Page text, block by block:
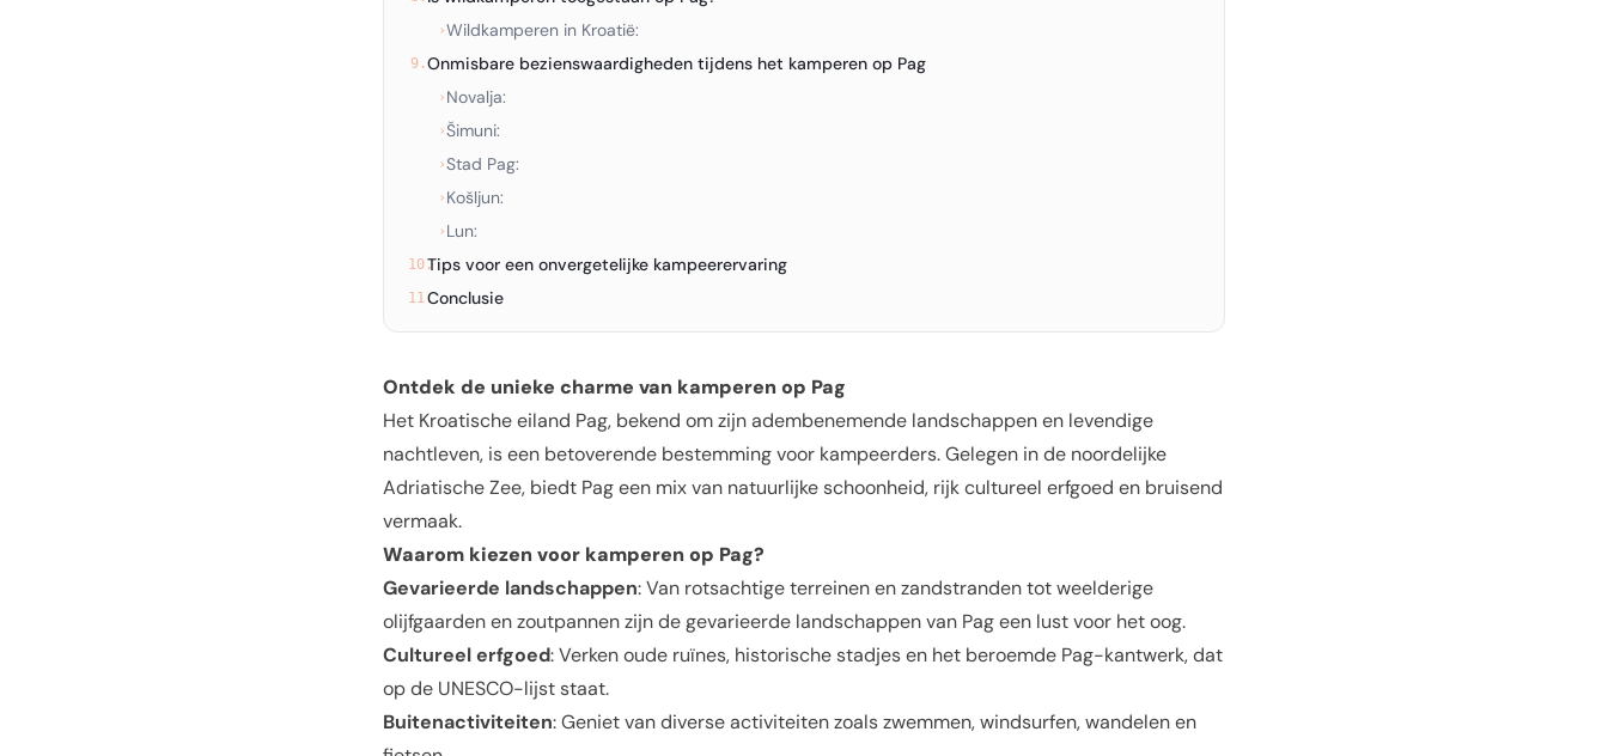
›Wildkamperen in Kroatië:
9.Onmisbare bezienswaardigheden tijdens het kamperen op Pag
› Novalja:
›Šimuni:
›Stad Pag:
› Košljun:
› Lun:
10.Tips voor een onvergetelijke kampeerervaring
11.Conclusie
Ontdek de unieke charme van kamperen op Pag
Het Kroatische eiland Pag, bekend om zijn adembenemende landschappen en levendige
nachtleven, is een betoverende bestemming voor kampeerders. Gelegen in de noordelijke
Adriatische Zee, biedt Pag een mix van natuurlijke schoonheid, rijk cultureel erfgoed en bruisend
vermaak.
Waarom kiezen voor kamperen op Pag?
Gevarieerde landschappen: Van rotsachtige terreinen en zandstranden tot weelderige
olijfgaarden en zoutpannen zijn de gevarieerde landschappen van Pag een lust voor het oog.
Cultureel erfgoed: Verken oude ruïnes, historische stadjes en het beroemde Pag-kantwerk, dat
op de UNESCO-lijst staat.
Buitenactiviteiten: Geniet van diverse activiteiten zoals zwemmen, windsurfen, wandelen en